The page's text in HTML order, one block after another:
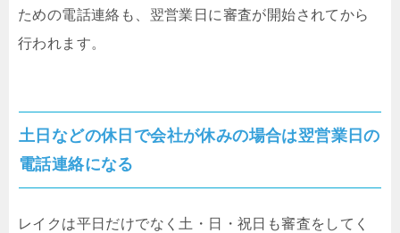
ための電話連絡も、翌営業日に審査が開始されてから
行われます。
土日などの休日で会社が休みの場合は翌営業日の
電話連絡になる
レイクは平日だけでなく土・日・祝日も審査をしてく